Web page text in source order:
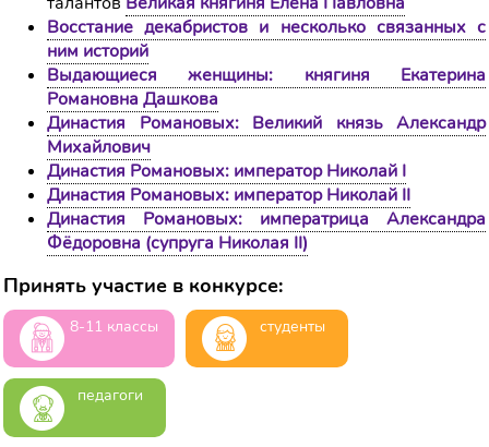
Восстание декабристов и несколько связанных с
ним историй
Выдающиеся женщины: княгиня Екатерина
Романовна Дашкова
Династия Романовых: Великий князь Александр
Михайлович
Династия Романовых: император Николай I
Династия Романовых: император Николай II
Династия Романовых: императрица Александра
Фёдоровна (супруга Николая II)
Принять участие в конкурсе:
8-11 классы студенты
педагоги